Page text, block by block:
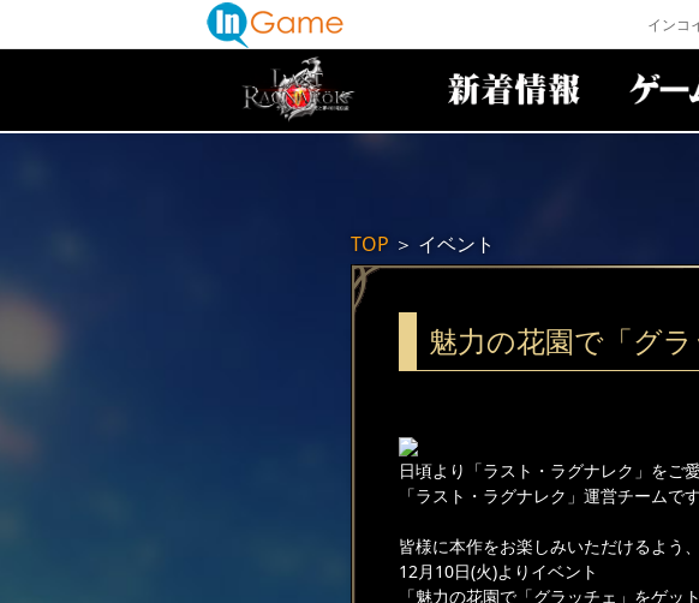
インコ
TOP ＞ イベント
魅力の花園で「グ
日頃より「ラスト・ラグナレク」をご
「ラスト・ラグナレク」運営チームです
皆様に本作をお楽しみいただけるよう、
12月10日(火)よりイベント
「魅力の花園で「グラッチェ」をゲッ